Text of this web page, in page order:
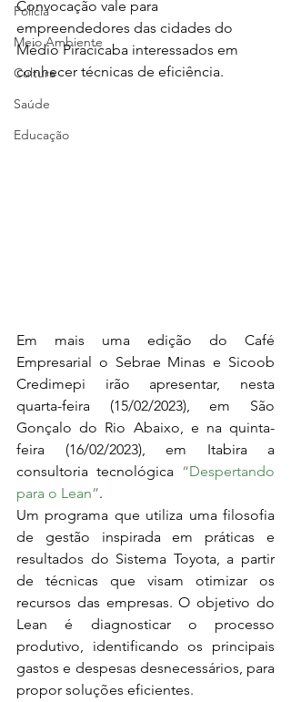
Polícia
Meio Ambiente
Cultura
Saúde
Educação
Convocação vale para
empreendedores das cidades do
Médio Piracicaba interessados em
conhecer técnicas de eficiência.
Em mais uma edição do Café
Empresarial o Sebrae Minas e Sicoob
Credimepi irão apresentar, nesta
quarta-feira (15/02/2023), em São
Gonçalo do Rio Abaixo, e na quinta-
feira (16/02/2023), em Itabira a
consultoria tecnológica “Despertando
para o Lean”.
Um programa que utiliza uma filosofia
de gestão inspirada em práticas e
resultados do Sistema Toyota, a partir
de técnicas que visam otimizar os
recursos das empresas. O objetivo do
Lean é diagnosticar o processo
produtivo, identificando os principais
gastos e despesas desnecessários, para
propor soluções eficientes.